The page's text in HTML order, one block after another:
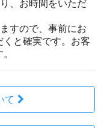
、お時間をいただ
すので、事前にお
と確実です。お客
て